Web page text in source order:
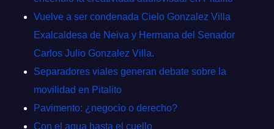
Vuelve a ser condenada Cielo Gonzalez Villa
Exalcaldesa de Neiva y Hermana del Senador
Carlos Julio Gonzalez Villa.
Separadores viales generan debate sobre la
movilidad en Pitalito
Pavimento: ¿negocio o derecho?
Con el agua hasta el cuello